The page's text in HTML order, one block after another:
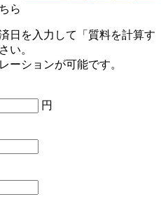
日を入力して「質料を計算す
い。
ーションが可能です。
円